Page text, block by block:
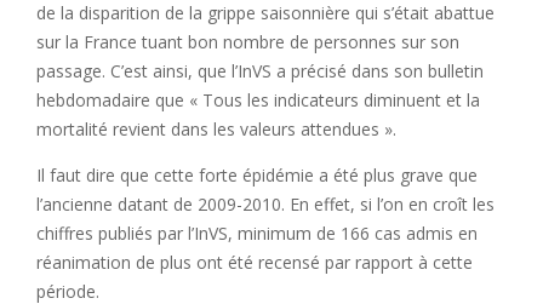
de la disparition de la grippe saisonnière qui s’était abattue
sur la France tuant bon nombre de personnes sur son
passage. C’est ainsi, que l’InVS a précisé dans son bulletin
hebdomadaire que « Tous les indicateurs diminuent et la
mortalité revient dans les valeurs attendues ».
Il faut dire que cette forte épidémie a été plus grave que
l’ancienne datant de 2009-2010. En effet, si l’on en croît les
chiffres publiés par l’InVS, minimum de 166 cas admis en
réanimation de plus ont été recensé par rapport à cette
période.